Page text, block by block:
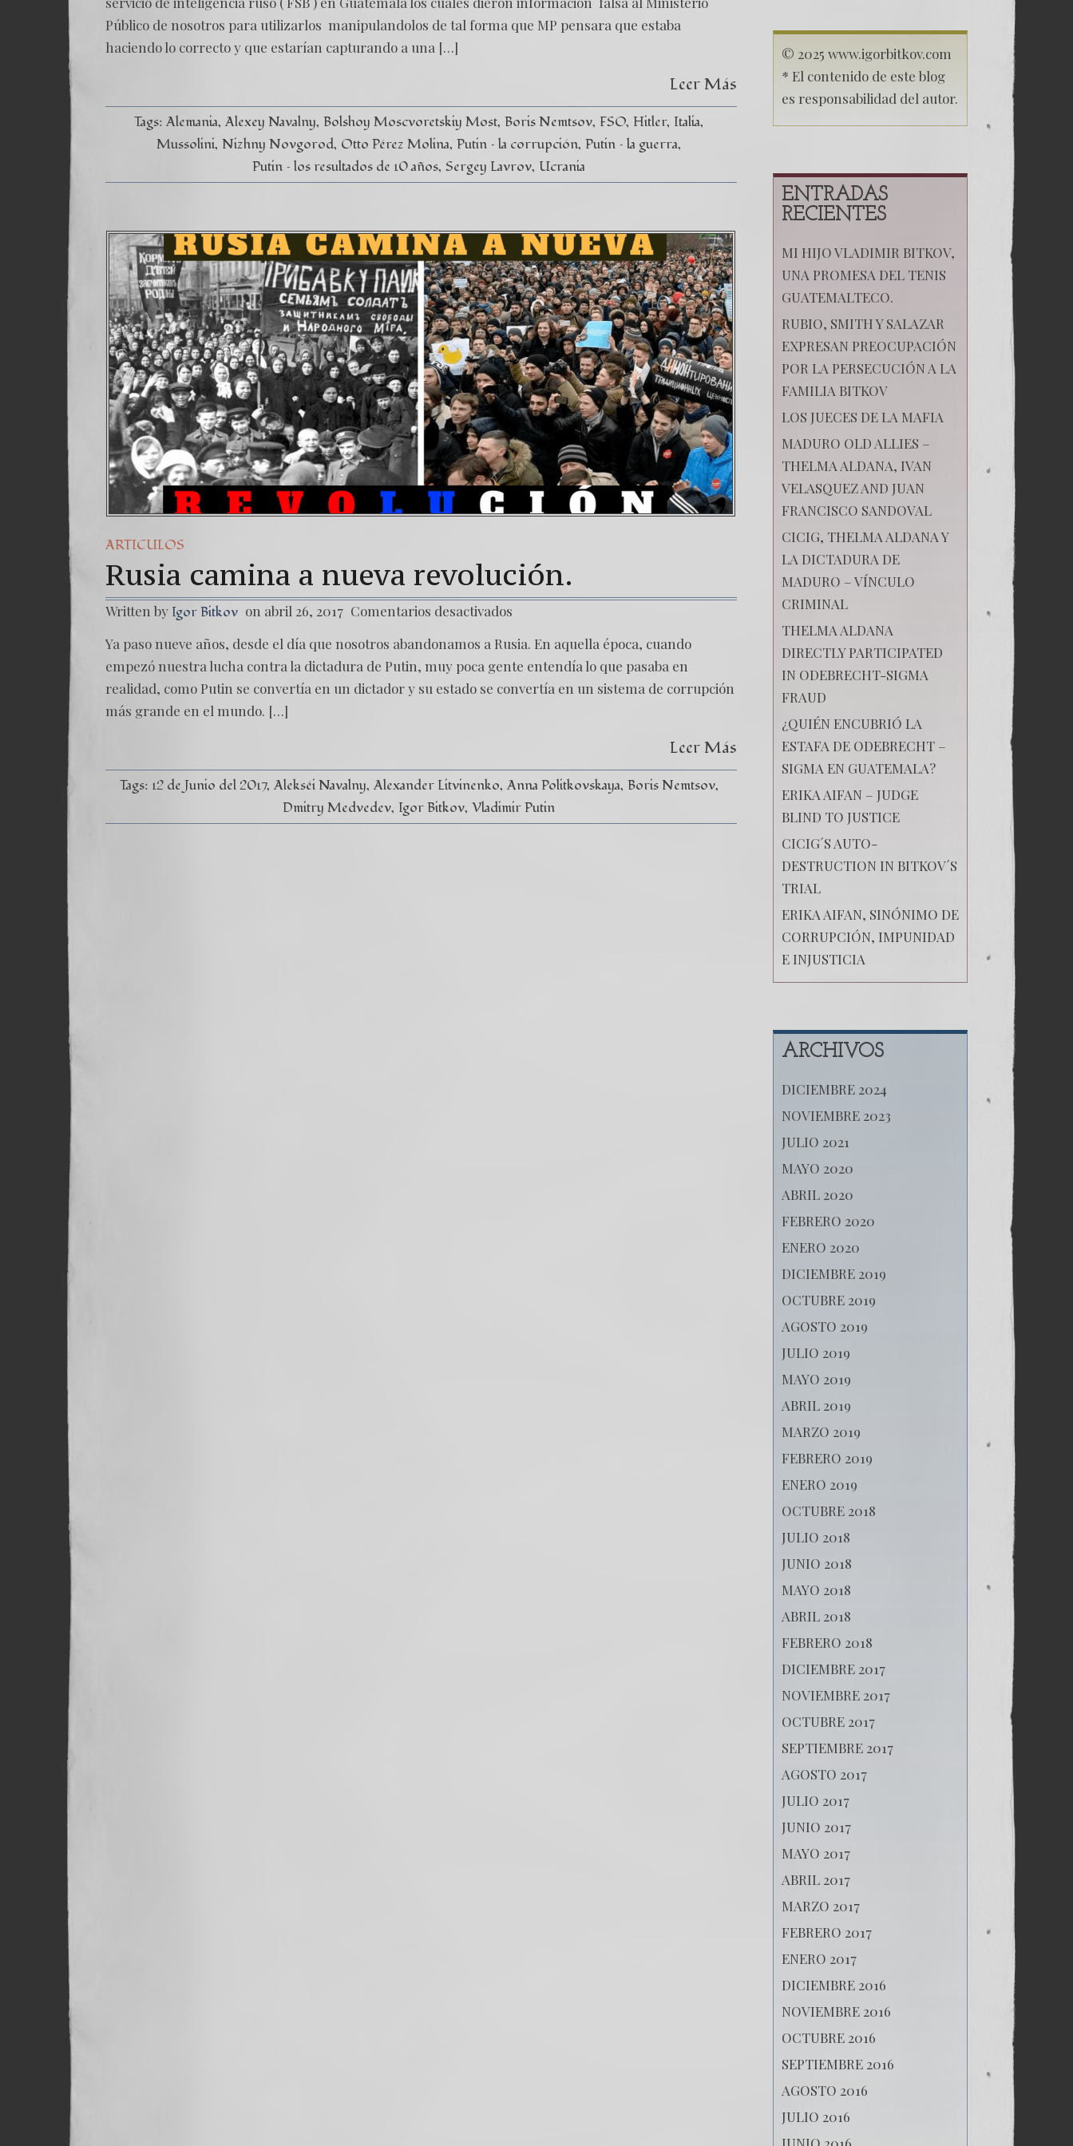
Público de nosotros para utilizarlos manipulandolos de tal forma que MP pensara que estaba
haciendo lo correcto y que estarían capturando a una […]
Leer Más
Tags: Alemania Alexey Navalny Bolshoy Moscvoretskiy Most Boris Nemtsov FSO Hitler Italia
Mussolini Nizhny Novgorod Otto Pérez Molina Putin – la corrupción Putin – la guerra
Putin – los resultados de 10 años Sergey Lavrov Ucrania
ARTICULOS
Rusia camina a nueva revolución.
Written by Igor Bitkov on abril 26, 2017 Comentarios desactivados
Rusia
camina
revolución.
Ya paso nueve años, desde el día que nosotros abandonamos a Rusia. En aquella época, cuando
empezó nuestra lucha contra la dictadura de Putin, muy poca gente entendía lo que pasaba en
realidad, como Putin se convertía en un dictador y su estado se convertía en un sistema de corrupción
más grande en el mundo. […]
Leer Más
Tags: 12 de Junio del 2017 Alekséi Navalny Alexander Litvinenko Anna Politkovskaya Boris Nemtsov
Dmitry Medvedev Igor Bitkov Vladimir Putin
© 2025 www.igorbitkov.com
* El contenido de este blog
es responsabilidad del autor.
ENTRADAS
RECIENTES
MI HIJO VLADIMIR BITKOV,
UNA PROMESA DEL TENIS
GUATEMALTECO.
RUBIO, SMITH Y SALAZAR
EXPRESAN PREOCUPACIÓN
POR LA PERSECUCIÓN A LA
FAMILIA BITKOV
LOS JUECES DE LA MAFIA
MADURO OLD ALLIES –
THELMA ALDANA, IVAN
VELASQUEZ AND JUAN
FRANCISCO SANDOVAL
CICIG, THELMA ALDANA Y
LA DICTADURA DE
MADURO – VÍNCULO
CRIMINAL
THELMA ALDANA
DIRECTLY PARTICIPATED
IN ODEBRECHT-SIGMA
FRAUD
¿QUIÉN ENCUBRIÓ LA
ESTAFA DE ODEBRECHT –
SIGMA EN GUATEMALA?
ERIKA AIFAN – JUDGE
BLIND TO JUSTICE
CICIG´S AUTO-
DESTRUCTION IN BITKOV´S
TRIAL
ERIKA AIFAN, SINÓNIMO DE
CORRUPCIÓN, IMPUNIDAD
E INJUSTICIA
ARCHIVOS
DICIEMBRE 2024
NOVIEMBRE 2023
JULIO 2021
MAYO 2020
ABRIL 2020
FEBRERO 2020
ENERO 2020
DICIEMBRE 2019
OCTUBRE 2019
AGOSTO 2019
JULIO 2019
MAYO 2019
ABRIL 2019
MARZO 2019
FEBRERO 2019
ENERO 2019
OCTUBRE 2018
JULIO 2018
JUNIO 2018
MAYO 2018
ABRIL 2018
FEBRERO 2018
DICIEMBRE 2017
NOVIEMBRE 2017
OCTUBRE 2017
SEPTIEMBRE 2017
AGOSTO 2017
JULIO 2017
JUNIO 2017
MAYO 2017
ABRIL 2017
MARZO 2017
FEBRERO 2017
ENERO 2017
DICIEMBRE 2016
NOVIEMBRE 2016
OCTUBRE 2016
SEPTIEMBRE 2016
AGOSTO 2016
JULIO 2016